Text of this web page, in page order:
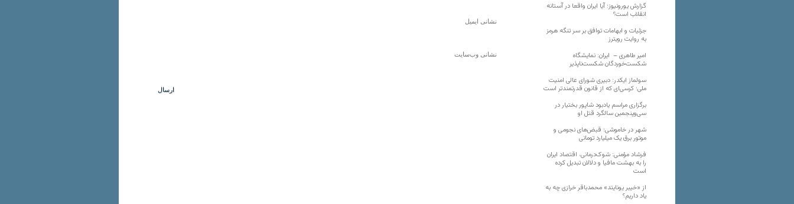
گزارش یورونیوز؛ آیا ایران واقعا در آستانه
انقلاب است؟
جزئیات و ابهامات توافق بر سر تنگه هرمز
به روایت رویترز
امیر طاهری – ایران: نمایشگاه
شکست‌خوردگان شکست‌ناپذیر
سولماز ایکدر: دبیری شورای عالی امنیت
ملی؛ کرسی‌ای که از قانون قدرتمندتر است
برگزاری مراسم یادبود شاپور بختیار در
سی‌وپنجمین سالگرد قتل او
شهر در خاموشی؛ قبض‌های نجومی و
موتور برق یک میلیارد تومانی
فرشاد مؤمنی: شوک‌درمانی، اقتصاد ایران
را به بهشت مافیا و دلالان تبدیل کرده
است
از «خیبر یونایتد» محمدباقر خرازی چه به
یاد داریم؟